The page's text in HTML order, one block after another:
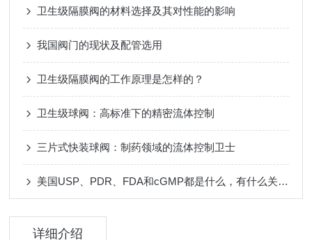
卫生级隔膜阀的材料选择及其对性能的影响
我国阀门的现状及配管选用
卫生级隔膜阀的工作原理是怎样的？
卫生级球阀：高标准下的精密流体控制
三片式快装球阀：制药领域的流体控制卫士
美国USP、PDR、FDA和cGMP都是什么，有什么关系？
详细介绍